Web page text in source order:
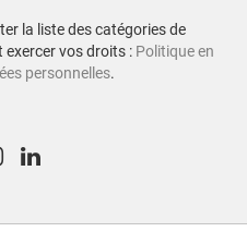
la liste des catégories de
exercer vos droits : Politique en
personnelles.